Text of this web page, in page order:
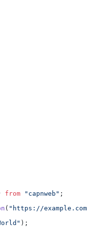
from "capnweb" ;
( "https://
);